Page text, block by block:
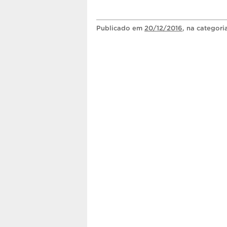
Publicado em 20/12/2016, na